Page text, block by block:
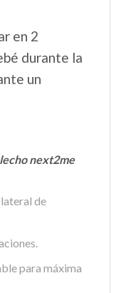
en 2
durante la
un
next2me
de
para máxima